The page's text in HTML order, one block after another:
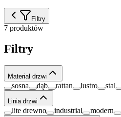
Filtry
7 produktów
Filtry
Materiał drzwi
sosna dąb rattan lustro stal
Linia drzwi
lite drewno industrial modern